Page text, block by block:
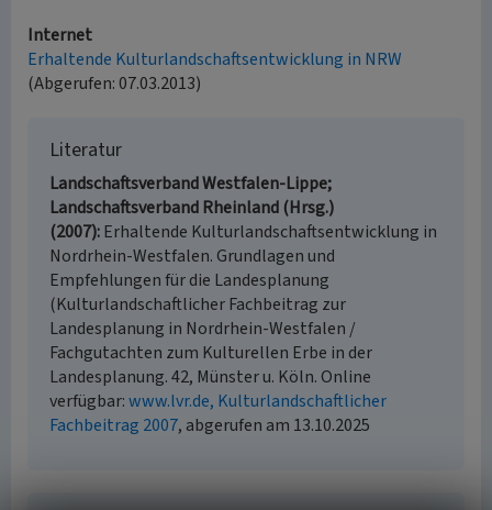
Internet
Erhaltende Kulturlandschaftsentwicklung in NRW
(Abgerufen: 07.03.2013)
Literatur
Landschaftsverband Westfalen-Lippe;
Landschaftsverband Rheinland (Hrsg.)
(2007) Erhaltende Kulturlandschaftsentwicklung in
Nordrhein-Westfalen. Grundlagen und
Empfehlungen für die Landesplanung
(Kulturlandschaftlicher Fachbeitrag zur
Landesplanung in Nordrhein-Westfalen /
Fachgutachten zum Kulturellen Erbe in der
Landesplanung. 42, Münster u. Köln. Online
verfügbar:www.lvr.de, Kulturlandschaftlicher
Fachbeitrag 2007, abgerufen am 13.10.2025